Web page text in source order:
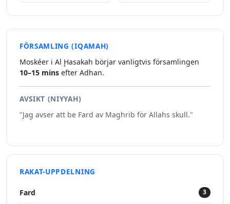
FÖRSAMLING (IQAMAH)
Moskéer i Al Ḩasakah börjar vanligtvis församlingen
10–15 mins efter Adhan.
AVSIKT (NIYYAH)
"Jag avser att be Fard av Maghrib för Allahs skull."
RAKAT-UPPDELNING
Fard 3